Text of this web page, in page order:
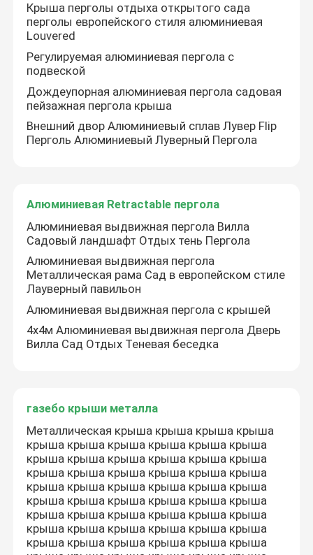
Крыша перголы отдыха открытого сада
перголы европейского стиля алюминиевая
Louvered
Регулируемая алюминиевая пергола с
подвеской
Дождеупорная алюминиевая пергола садовая
пейзажная пергола крыша
Внешний двор Алюминиевый сплав Лувер Flip
Перголь Алюминиевый Луверный Пергола
Алюминиевая Retractable пергола
Алюминиевая выдвижная пергола Вилла
Садовый ландшафт Отдых тень Пергола
Алюминиевая выдвижная пергола
Металлическая рама Сад в европейском стиле
Лауверный павильон
Алюминиевая выдвижная пергола с крышей
4х4м Алюминиевая выдвижная пергола Дверь
Вилла Сад Отдых Теневая беседка
газебо крыши металла
Металлическая крыша крыша крыша крыша
крыша крыша крыша крыша крыша крыша
крыша крыша крыша крыша крыша крыша
крыша крыша крыша крыша крыша крыша
крыша крыша крыша крыша крыша крыша
крыша крыша крыша крыша крыша крыша
крыша крыша крыша крыша крыша крыша
крыша крыша крыша крыша крыша крыша
крыша крыша крыша крыша крыша крыша